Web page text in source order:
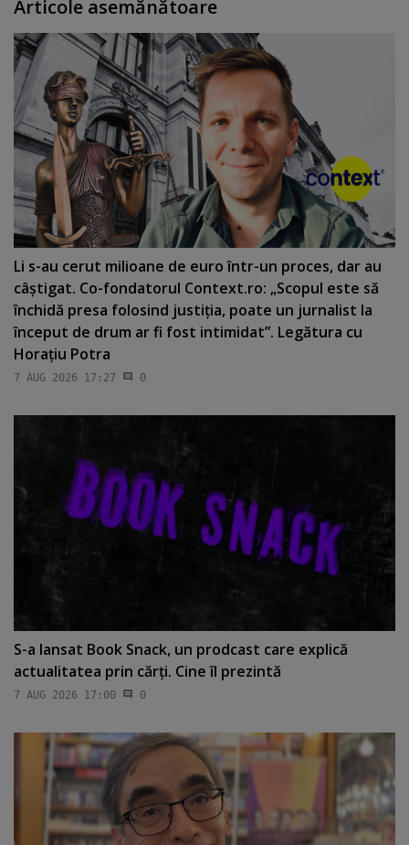
Articole asemănătoare
Li s-au cerut milioane de euro într-un proces, dar au
câştigat. Co-fondatorul Context.ro: „Scopul este să
închidă presa folosind justiţia, poate un jurnalist la
început de drum ar fi fost intimidat”. Legătura cu
Horaţiu Potra
7 AUG 2026 17:27 0
S-a lansat Book Snack, un prodcast care explică
actualitatea prin cărţi. Cine îl prezintă
7 AUG 2026 17:00 0